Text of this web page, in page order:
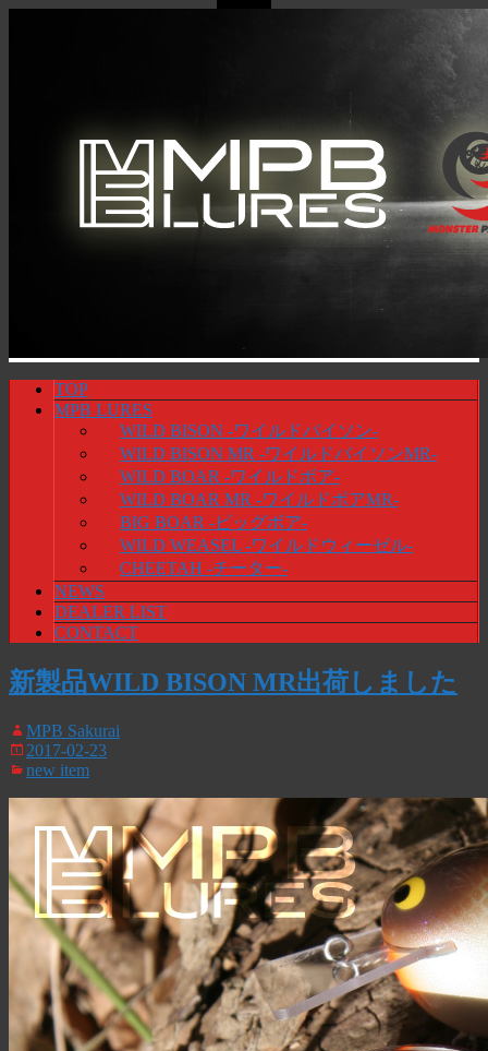
TOP
MPB LURES
WILD BISON -ワイルドバイソン-
WILD BISON MR -ワイルドバイソンMR-
WILD BOAR -ワイルドボア-
WILD BOAR MR -ワイルドボアMR-
BIG BOAR -ビッグボア-
WILD WEASEL -ワイルドウィーゼル-
CHEETAH -チーター-
NEWS
DEALER LIST
CONTACT
新製品WILD BISON MR出荷しました
MPB Sakurai
2017-02-23
new item